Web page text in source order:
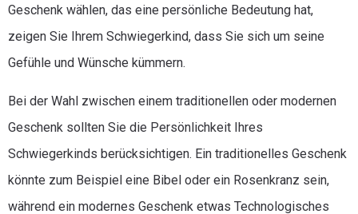
Geschenk wählen, das eine persönliche Bedeutung hat,
zeigen Sie Ihrem Schwiegerkind, dass Sie sich um seine
Gefühle und Wünsche kümmern.
Bei der Wahl zwischen einem traditionellen oder modernen
Geschenk sollten Sie die Persönlichkeit Ihres
Schwiegerkinds berücksichtigen. Ein traditionelles Geschenk
könnte zum Beispiel eine Bibel oder ein Rosenkranz sein,
während ein modernes Geschenk etwas Technologisches